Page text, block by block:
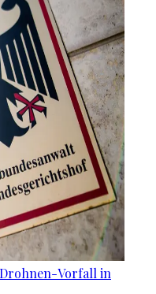
Vorfall in